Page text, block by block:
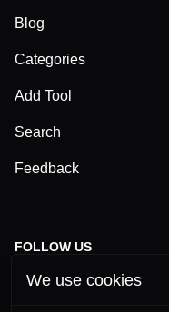
Blog
Categories
Add Tool
Search
Feedback
FOLLOW US
TikTok
We use cookies